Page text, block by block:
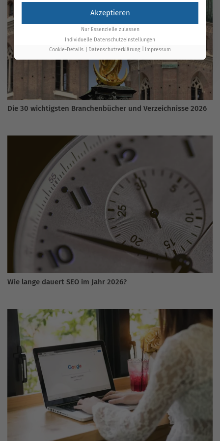
Die 30 wichtigsten Branchenbücher und Verzeichnisse 2026
Wie lange dauert SEO im Jahr 2026?
Akzeptieren
Nur Essenzielle zulassen
Individuelle Datenschutzeinstellungen
Cookie-Details
Datenschutzerklärung Impressum